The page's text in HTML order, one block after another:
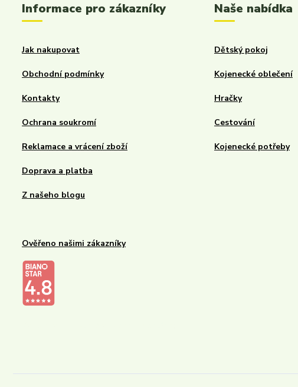
Informace pro zákazníky
Jak nakupovat
Obchodní podmínky
Kontakty
Ochrana soukromí
Reklamace a vrácení zboží
Doprava a platba
Z našeho blogu
Ověřeno našimi zákazníky
Naše nabídka
Dětský pokoj
Kojenecké oblečení
Hračky
Cestování
Kojenecké potřeby